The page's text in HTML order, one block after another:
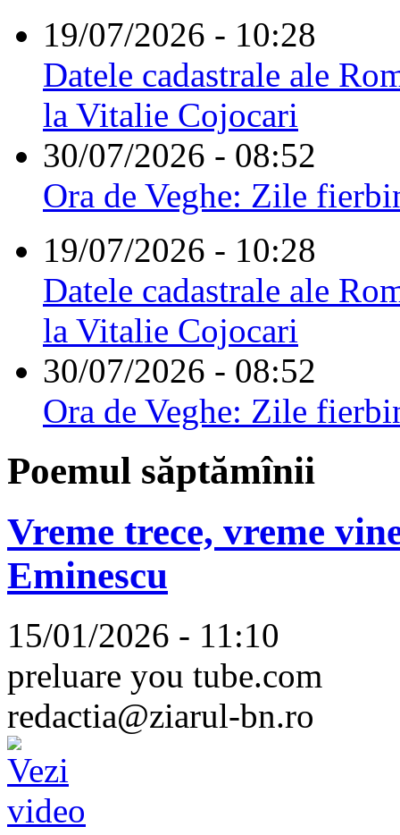
19/07/2026 - 10:28
Datele cadastrale ale
la Vitalie Cojocari
30/07/2026 - 08:52
Ora de Veghe: Zile
19/07/2026 - 10:28
Datele cadastrale ale
la Vitalie Cojocari
30/07/2026 - 08:52
Ora de Veghe: Zile
Poemul săptămînii
Vreme trece, vreme
Eminescu
15/01/2026 - 11:10
preluare you tube.com
redactia@ziarul-bn.ro